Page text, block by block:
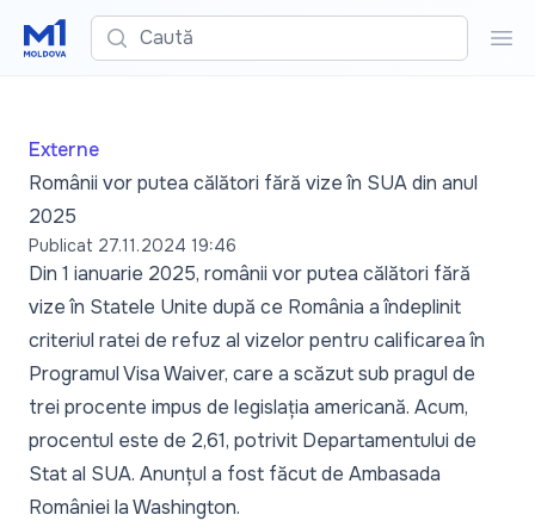
Caută
Externe
Românii vor putea călători fără vize în SUA din anul
2025
Publicat 27.11.2024 19:46
Din 1 ianuarie 2025, românii vor putea călători fără
vize în Statele Unite după ce România a îndeplinit
criteriul ratei de refuz al vizelor pentru calificarea în
Programul Visa Waiver, care a scăzut sub pragul de
trei procente impus de legislația americană. Acum,
procentul este de 2,61, potrivit Departamentului de
Stat al SUA. Anunțul a fost făcut de Ambasada
României la Washington.